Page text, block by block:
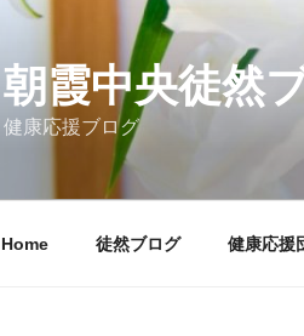
朝霞中央徒然
健康応援ブログ
Home 徒然ブログ 健康応援